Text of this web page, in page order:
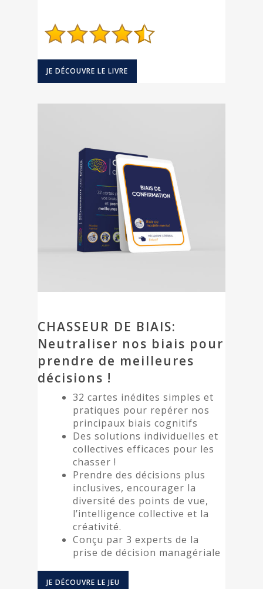
JE DÉCOUVRE LE LIVRE
CHASSEUR DE BIAIS:
Neutraliser nos biais pour
prendre de meilleures
décisions !
32 cartes inédites simples et
pratiques pour repérer nos
principaux biais cognitifs
Des solutions individuelles et
collectives efficaces pour les
chasser !
Prendre des décisions plus
inclusives, encourager la
diversité des points de vue,
l’intelligence collective et la
créativité.
Conçu par 3 experts de la
prise de décision managériale
JE DÉCOUVRE LE JEU